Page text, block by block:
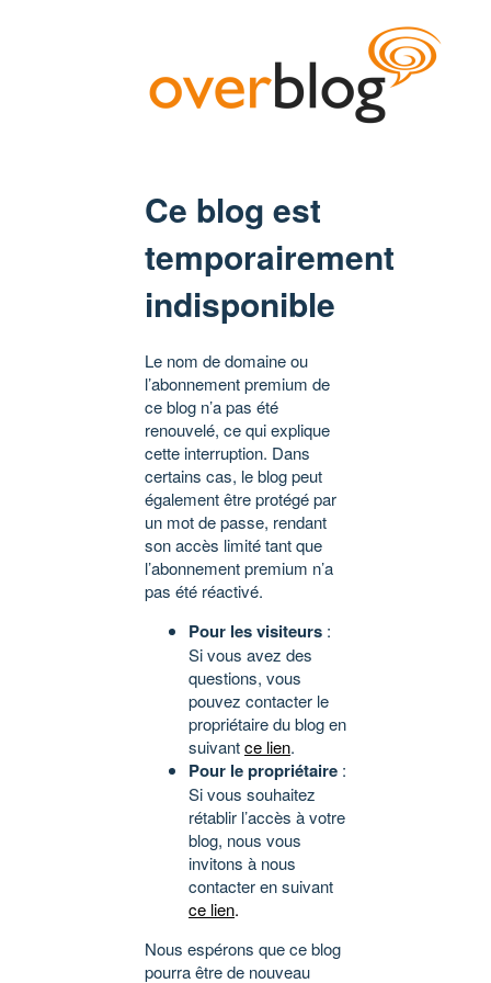
Ce blog est
temporairement
indisponible
Le nom de domaine ou
l’abonnement premium de
ce blog n’a pas été
renouvelé, ce qui explique
cette interruption. Dans
certains cas, le blog peut
également être protégé par
un mot de passe, rendant
son accès limité tant que
l’abonnement premium n’a
pas été réactivé.
Pour les visiteurs :
Si vous avez des
questions, vous
pouvez contacter le
propriétaire du blog en
suivantce lien.
Pour le propriétaire :
Si vous souhaitez
rétablir l’accès à votre
blog, nous vous
invitons à nous
contacter en suivant
ce lien.
Nous espérons que ce blog
pourra être de nouveau